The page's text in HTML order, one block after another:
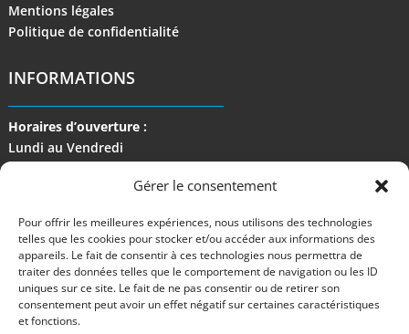
Gérer le consentement
Pour offrir les meilleures expériences, nous utilisons des technologies
telles que les cookies pour stocker et/ou accéder aux informations des
appareils. Le fait de consentir à ces technologies nous permettra de
traiter des données telles que le comportement de navigation ou les ID
uniques sur ce site. Le fait de ne pas consentir ou de retirer son
consentement peut avoir un effet négatif sur certaines caractéristiques
et fonctions.
Mentions légales
Politique de confidentialité
INFORMATIONS
Horaires d’ouverture :
Lundi au Vendredi
de 9 h à 17 h